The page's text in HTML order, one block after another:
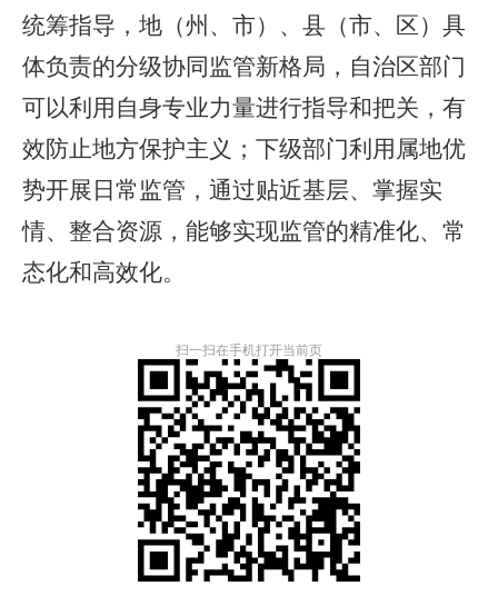
统筹指导，地（州、市）、县（市、区）具
体负责的分级协同监管新格局，自治区部门
可以利用自身专业力量进行指导和把关，有
效防止地方保护主义；下级部门利用属地优
势开展日常监管，通过贴近基层、掌握实
情、整合资源， 能够实现监管的精准化、常
态化和高效化。
扫一扫在手机打开当前页